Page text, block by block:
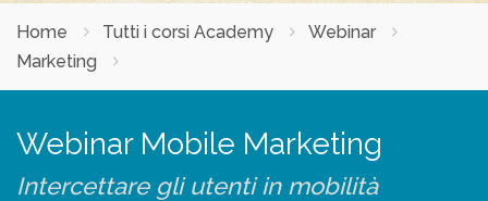
Home Tutti i corsi Academy
Webinar
Marketing
Webinar Mobile Marketing
Intercettare gli utenti in mobilità